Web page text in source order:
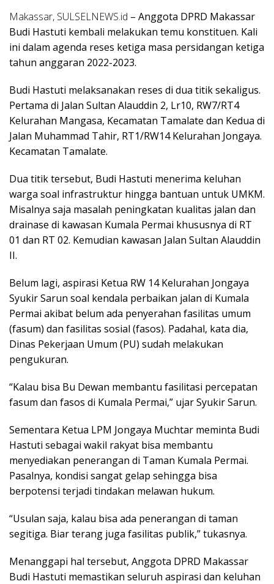
Makassar, SULSELNEWS.id – Anggota DPRD Makassar
Budi Hastuti kembali melakukan temu konstituen. Kali
ini dalam agenda reses ketiga masa persidangan ketiga
tahun anggaran 2022-2023.
Budi Hastuti melaksanakan reses di dua titik sekaligus.
Pertama di Jalan Sultan Alauddin 2, Lr10, RW7/RT4
Kelurahan Mangasa, Kecamatan Tamalate dan Kedua di
Jalan Muhammad Tahir, RT1/RW14 Kelurahan Jongaya.
Kecamatan Tamalate.
Dua titik tersebut, Budi Hastuti menerima keluhan
warga soal infrastruktur hingga bantuan untuk UMKM.
Misalnya saja masalah peningkatan kualitas jalan dan
drainase di kawasan Kumala Permai khususnya di RT
01 dan RT 02. Kemudian kawasan Jalan Sultan Alauddin
II.
Belum lagi, aspirasi Ketua RW 14 Kelurahan Jongaya
Syukir Sarun soal kendala perbaikan jalan di Kumala
Permai akibat belum ada penyerahan fasilitas umum
(fasum) dan fasilitas sosial (fasos). Padahal, kata dia,
Dinas Pekerjaan Umum (PU) sudah melakukan
pengukuran.
“Kalau bisa Bu Dewan membantu fasilitasi percepatan
fasum dan fasos di Kumala Permai,” ujar Syukir Sarun.
Sementara Ketua LPM Jongaya Muchtar meminta Budi
Hastuti sebagai wakil rakyat bisa membantu
menyediakan penerangan di Taman Kumala Permai.
Pasalnya, kondisi sangat gelap sehingga bisa
berpotensi terjadi tindakan melawan hukum.
“Usulan saja, kalau bisa ada penerangan di taman
segitiga. Biar terang juga fasilitas publik,” tukasnya.
Menanggapi hal tersebut, Anggota DPRD Makassar
Budi Hastuti memastikan seluruh aspirasi dan keluhan